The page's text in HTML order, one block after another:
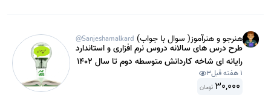
هنرجو و هنرآموز( سوال با جواب) @Sanjeshamalkard
طرح درس های سالانه دروس نرم افزاری و استاندارد
رایانه ای شاخه کاردانش متوسطه دوم تا سال 1402
شامل تولید و توسعه پایگاه های اینترنتی یازدهم
رایانه.
1 هفته قبل 3
30,000 تومان